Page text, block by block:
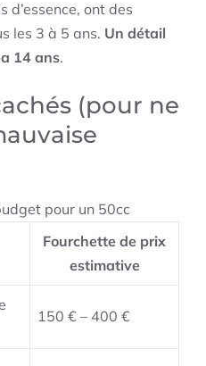
d’essence, ont des
les 3 à 5 ans. Un détail
14 ans.
(pour ne
pour un 50cc
Fourchette de prix
estimative
150 € – 400 €